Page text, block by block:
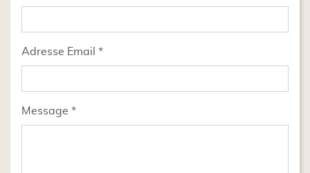
form id
Adresse Email *
Message *